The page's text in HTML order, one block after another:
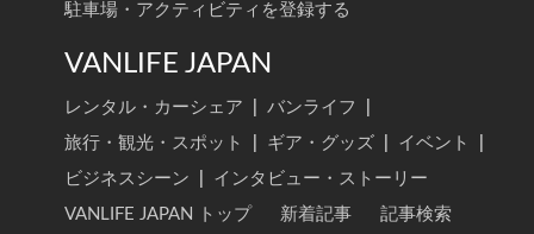
駐車場・アクティビティを登録する
VANLIFE JAPAN
レンタル・カーシェア バンライフ
旅行・観光・スポット
ギア・グッズ イベント
ビジネスシーン
インタビュー・ストーリー
VANLIFE JAPAN トップ
新着記事
記事検索